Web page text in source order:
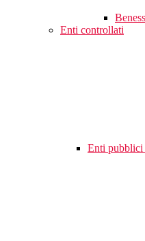
Enti controllati
Enti